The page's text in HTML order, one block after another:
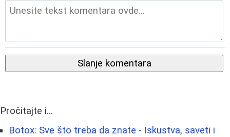
Slanje komentara
Pročitajte i...
Botox: Sve što treba da znate - Iskustva, saveti i